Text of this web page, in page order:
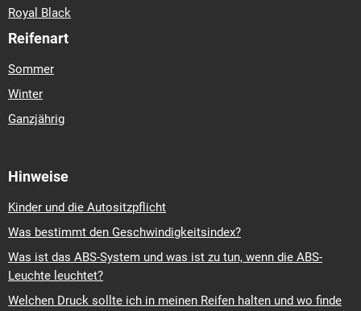
Royal Black
Reifenart
Sommer
Winter
Ganzjährig
Hinweise
Kinder und die Autositzpflicht
Was bestimmt den Geschwindigkeitsindex?
Was ist das ABS-System und was ist zu tun, wenn die ABS-
Leuchte leuchtet?
Welchen Druck sollte ich in meinen Reifen halten und wo finde